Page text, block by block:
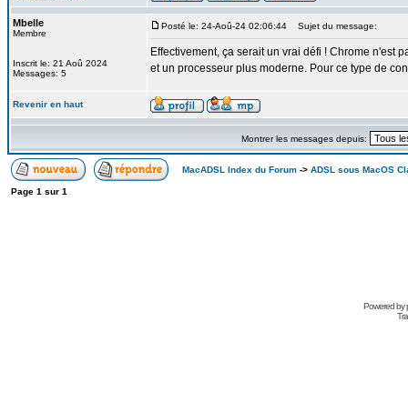
Mbelle
Membre
Inscrit le: 21 Aoû 2024
Messages: 5
Posté le: 24-Aoû-24 02:06:44 Sujet du message:
Effectivement, ça serait un vrai défi ! Chrome n'est
et un processeur plus moderne. Pour ce type de
Revenir en haut
Montrer les messages depuis:
MacADSL Index du Forum -> ADSL sous MacOS
Page 1 sur 1
Powered by